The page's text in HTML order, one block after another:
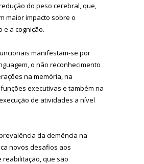
do peso cerebral, que,
maior impacto sobre o
e a cognição.
manifestam-se por
o não reconhecimento
na memória, na
executivas e também na
de atividades a nível
da demência na
novos desafios aos
que são